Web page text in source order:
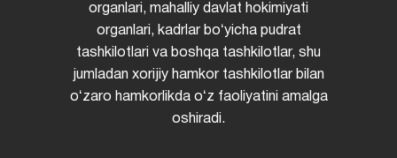
organlari, mahalliy davlat hokimiyati
organlari, kadrlar boʻyicha pudrat
tashkilotlari va boshqa tashkilotlar, shu
jumladan xorijiy hamkor tashkilotlar bilan
oʻzaro hamkorlikda oʻz faoliyatini amalga
oshiradi.